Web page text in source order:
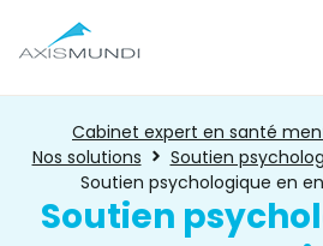
Cabinet expert en santé
Nos solutions
Soutien
Soutien psychologique en
Soutien